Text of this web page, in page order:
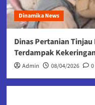
Dinamika News
Dinas Pertanian
Terdampak
Admin 08/04/2026 0